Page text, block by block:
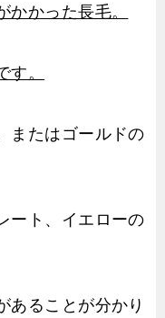
かかった長毛。
。
またはゴールドの
ート、イエローの
あることが分かり